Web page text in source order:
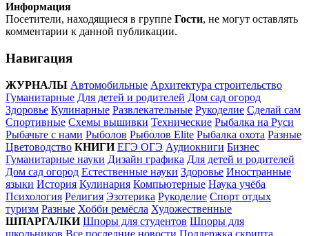
Информация
Посетители, находящиеся в группе Гости, не могут оставлять
комментарии к данной публикации.
Навигация
ЖУРНАЛЫ Автомобильные Архитектура строительство
Гуманитарные Для детей и родителей Дом сад огород
Здоровье Кулинарные Развлекательные Рукоделие Сделай сам
Спортивные Схемы вышивки Технические Рыбалка на Руси
Рыбачьте с нами Рыболов Рыболов Elite Рыбалка охота Разные
Цветоводство КНИГИ ЕГЭ ОГЭ Аудиокниги Бизнес
Гуманитарные науки Дизайн графика Для детей и родителей
Дом сад огород Естественные науки Здоровье Иностранные
языки История Кулинария Компьютерные Наука учёба
Психология Религия Эзотерика Рукоделие Спорт отдых
туризм Разные Хобби ремёсла Художественные
ШПАРГАЛКИ Шпоры для студентов Шпоры для
школьников Все последние новости Поддержка скрипта